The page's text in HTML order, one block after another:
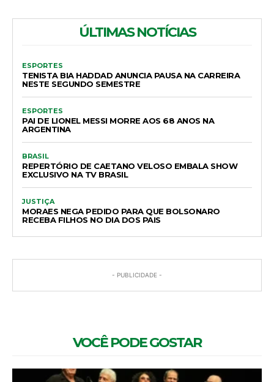
ÚLTIMAS NOTÍCIAS
ESPORTES
TENISTA BIA HADDAD ANUNCIA PAUSA NA CARREIRA
NESTE SEGUNDO SEMESTRE
ESPORTES
PAI DE LIONEL MESSI MORRE AOS 68 ANOS NA
ARGENTINA
BRASIL
REPERTÓRIO DE CAETANO VELOSO EMBALA SHOW
EXCLUSIVO NA TV BRASIL
JUSTIÇA
MORAES NEGA PEDIDO PARA QUE BOLSONARO
RECEBA FILHOS NO DIA DOS PAIS
- PUBLICIDADE -
VOCÊ PODE GOSTAR